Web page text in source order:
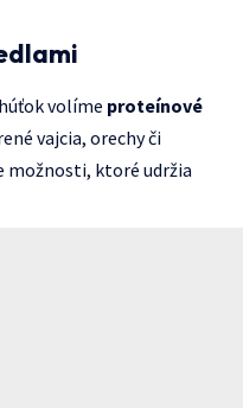
volíme proteínové
vajcia, orechy či
možnosti, ktoré udržia